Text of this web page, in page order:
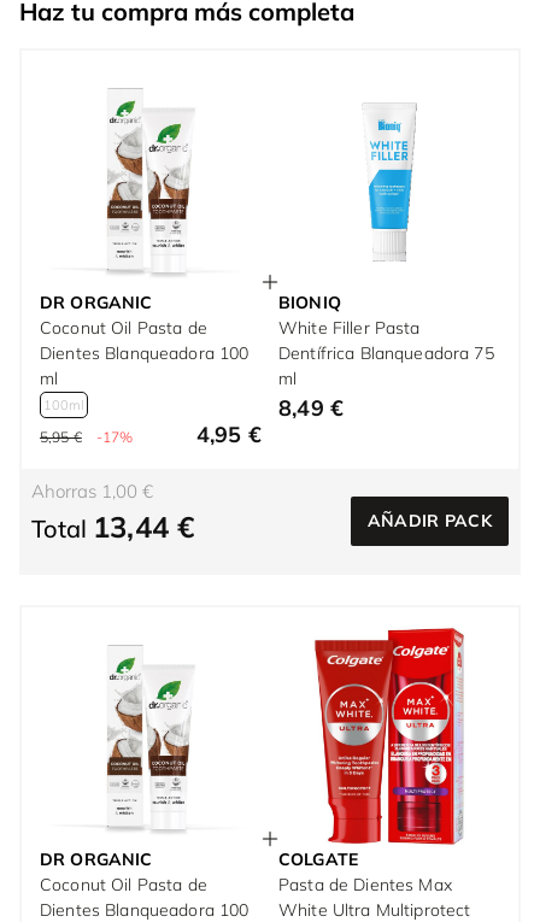
Haz tu compra más completa
DR ORGANIC
Coconut Oil Pasta de
Dientes Blanqueadora 100
ml
100ml
5,95 € -17% 4,95 €
BIONIQ
White Filler Pasta
Dentífrica Blanqueadora 75
ml
8,49 €
Ahorras 1,00 €
Total 13,44 € AÑADIR PACK
DR ORGANIC
Coconut Oil Pasta de
Dientes Blanqueadora 100
COLGATE
Pasta de Dientes Max
White Ultra Multiprotect